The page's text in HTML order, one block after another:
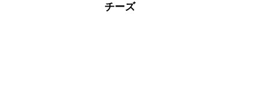
チーズ